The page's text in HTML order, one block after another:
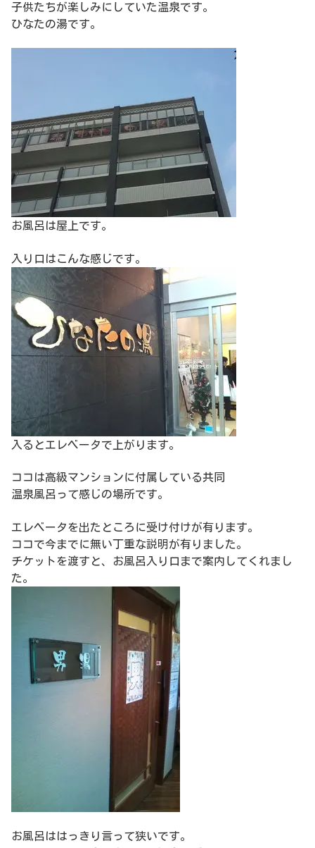
子供たちが楽しみにしていた温泉です。
ひなたの湯です。
お風呂は屋上です。
入り口はこんな感じです。
入るとエレベータで上がります。
ココは高級マンションに付属している共同
温泉風呂って感じの場所です。
エレベータを出たところに受け付けが有ります。
ココで今までに無い丁重な説明が有りました。
チケットを渡すと、お風呂入り口まで案内してくれまし
た。
お風呂ははっきり言って狭いです。